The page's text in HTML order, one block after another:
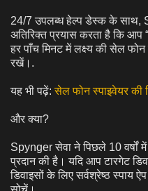
24/7 उपलब्ध हेल्प डेस्क के साथ,
अतिरिक्त प्रयास करता है कि
हर पाँच मिनट में लक्ष्य की सेल
रखें।.
यह भी पढ़ें:सेल फोन स्पाइवेयर की
और क्या?
Spynger सेवा ने पिछले 10 वर्षों
प्रदान की है। यदि आप टारगेट
डिवाइसों के लिए सर्वश्रेष्ठ स्पाय